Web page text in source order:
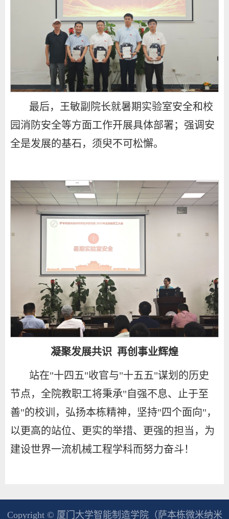
最后，王敏副院长就暑期实验室安全和校
园消防安全等方面工作开展具体部署；强调安
全是发展的基石，须臾不可松懈。
凝聚发展共识 再创事业辉煌
站在"十四五"收官与"十五五"谋划的历史
节点，全院教职工将秉承"自强不息、止于至
善"的校训，弘扬本栋精神，坚持"四个面向"，
以更高的站位、更实的举措、更强的担当，为
建设世界一流机械工程学科而努力奋斗！
Copyright © 厦门大学智能制造学院（萨本栋微米纳米